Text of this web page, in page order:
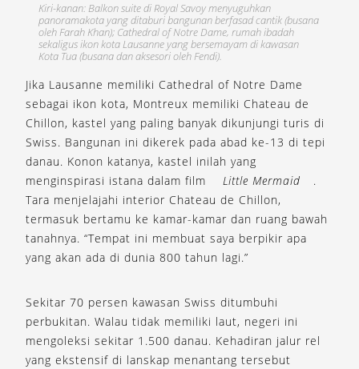
Kiri-kanan: Balkon suite di Royal Savoy menyuguhkan
panoramakota yang ditaburi bangunan berfasad cantik (busana
oleh Farah Khan); Cathedral of Notre Dame, rumah ibadah
sekaligus ikon kota Lausanne yang bersemayam di kawasan
Kota Tua (busana dan aksesori oleh Fendi).
Jika Lausanne memiliki Cathedral of Notre Dame
sebagai ikon kota, Montreux memiliki Chateau de
Chillon, kastel yang paling banyak dikunjungi turis di
Swiss. Bangunan ini dikerek pada abad ke-13 di tepi
danau. Konon katanya, kastel inilah yang
menginspirasi istana dalam film
Little Mermaid
.
Tara menjelajahi interior Chateau de Chillon,
termasuk bertamu ke kamar-kamar dan ruang bawah
tanahnya. “Tempat ini membuat saya berpikir apa
yang akan ada di dunia 800 tahun lagi.”
Sekitar 70 persen kawasan Swiss ditumbuhi
perbukitan. Walau tidak memiliki laut, negeri ini
mengoleksi sekitar 1.500 danau. Kehadiran jalur rel
yang ekstensif di lanskap menantang tersebut